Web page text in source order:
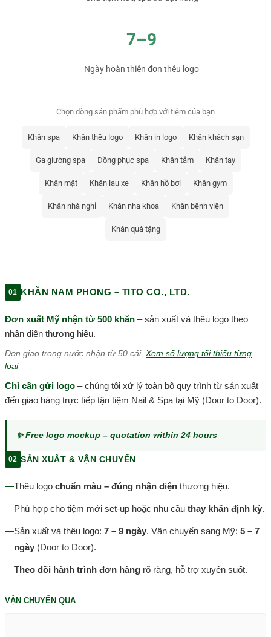
7–9
Ngày hoàn thiện đơn thêu logo
Chọn dòng sản phẩm phù hợp với tiệm của bạn
Khăn spa Khăn thêu logo Khăn in logo Khăn khách sạn
Ga giường spa Đồng phục spa Khăn tắm Khăn tay
Khăn mặt Khăn lau xe Khăn hồ bơi Khăn gym
Khăn nhà nghỉ Khăn nha khoa Khăn bệnh viện
Khăn quà tặng
01 KHĂN NAM PHONG – TITO CO., LTD.
Đơn xuất Mỹ nhận từ 500 khăn – sản xuất và thêu logo theo
nhận diện thương hiệu.
Đơn giao trong nước nhận từ 50 cái. Xem số lượng tối thiểu từng
loại
Chỉ cần gửi logo – chúng tôi xử lý toàn bộ quy trình từ sản xuất
đến giao hàng trực tiếp tận tiệm Nail & Spa tại Mỹ (Door to Door).
✨ Free logo mockup – quotation within 24 hours
02 SẢN XUẤT & VẬN CHUYỂN
—Thêu logo chuẩn màu – đúng nhận diện thương hiệu.
—Phù hợp cho tiệm mới set-up hoặc nhu cầu thay khăn định kỳ.
—Sản xuất và thêu logo: 7 – 9 ngày. Vận chuyển sang Mỹ: 5 – 7
ngày (Door to Door).
—Theo dõi hành trình đơn hàng rõ ràng, hỗ trợ xuyên suốt.
VẬN CHUYỂN QUA